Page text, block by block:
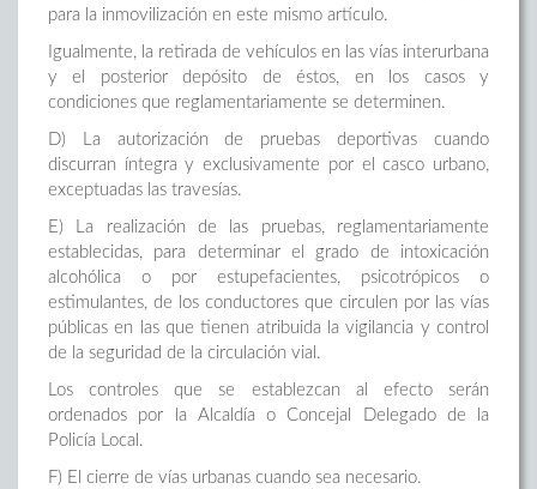
para la inmovilización en este mismo artículo.
Igualmente, la retirada de vehículos en las vías interurbana
y el posterior depósito de éstos, en los casos y
condiciones que reglamentariamente se determinen.
D) La autorización de pruebas deportivas cuando
discurran íntegra y exclusivamente por el casco urbano,
exceptuadas las travesías.
E) La realización de las pruebas, reglamentariamente
establecidas, para determinar el grado de intoxicación
alcohólica o por estupefacientes, psicotrópicos o
estimulantes, de los conductores que circulen por las vías
públicas en las que tienen atribuida la vigilancia y control
de la seguridad de la circulación vial.
Los controles que se establezcan al efecto serán
ordenados por la Alcaldía o Concejal Delegado de la
Policía Local.
F) El cierre de vías urbanas cuando sea necesario.